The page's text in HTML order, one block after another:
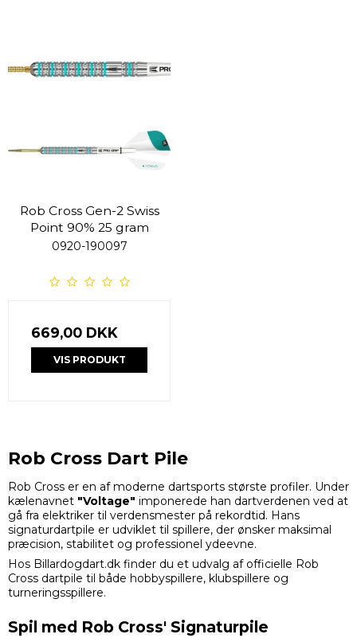
Rob Cross Gen-2 Swiss
Point 90% 25 gram
0920-190097
669,00 DKK
VIS PRODUKT
Rob Cross Dart Pile
Rob Cross er en af moderne dartsports største profiler. Under
kælenavnet "Voltage" imponerede han dartverdenen ved at
gå fra elektriker til verdensmester på rekordtid. Hans
signaturdartpile er udviklet til spillere, der ønsker maksimal
præcision, stabilitet og professionel ydeevne.
Hos Billardogdart.dk finder du et udvalg af officielle Rob
Cross dartpile til både hobbyspillere, klubspillere og
turneringsspillere.
Spil med Rob Cross' Signaturpile